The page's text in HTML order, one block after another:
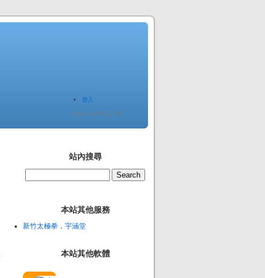
登入
Since 2005.12.20
站內搜尋
本站其他服務
新竹太極拳，宇涵堂
本站其他軟體